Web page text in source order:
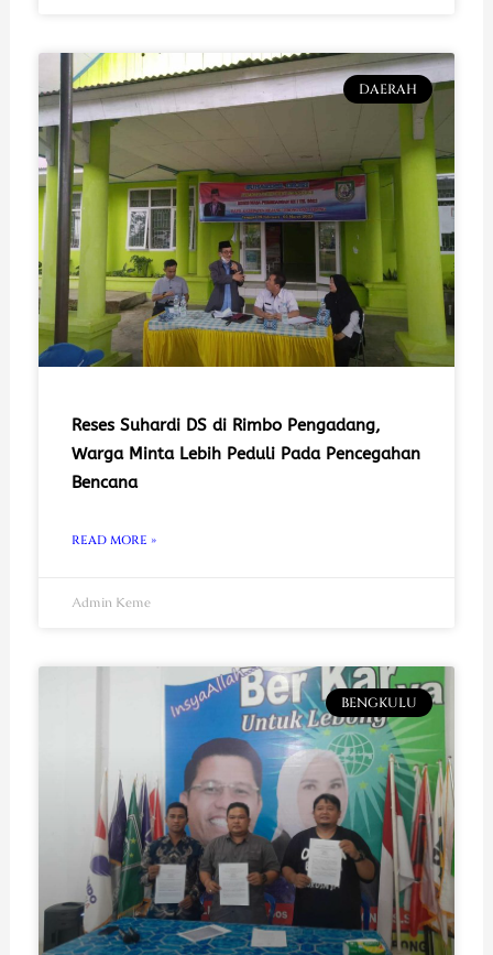
DAERAH
Reses Suhardi DS di Rimbo Pengadang,
Warga Minta Lebih Peduli Pada Pencegahan
Bencana
READ MORE »
Admin Keme
BENGKULU